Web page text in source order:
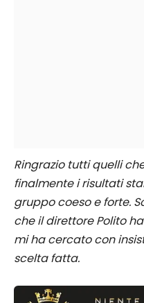
Ringrazio tutti quelli
finalmente i risultati
gruppo coeso e forte.
che il direttore Polito
mi ha cercato con
scelta fatta.